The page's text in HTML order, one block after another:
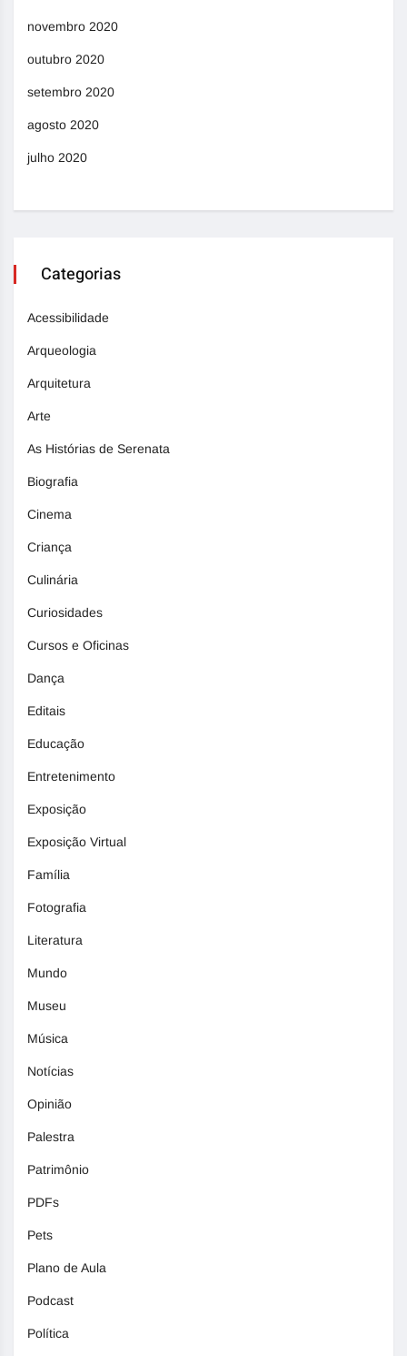
novembro 2020
outubro 2020
setembro 2020
agosto 2020
julho 2020
Categorias
Acessibilidade
Arqueologia
Arquitetura
Arte
As Histórias de Serenata
Biografia
Cinema
Criança
Culinária
Curiosidades
Cursos e Oficinas
Dança
Editais
Educação
Entretenimento
Exposição
Exposição Virtual
Família
Fotografia
Literatura
Mundo
Museu
Música
Notícias
Opinião
Palestra
Patrimônio
PDFs
Pets
Plano de Aula
Podcast
Política